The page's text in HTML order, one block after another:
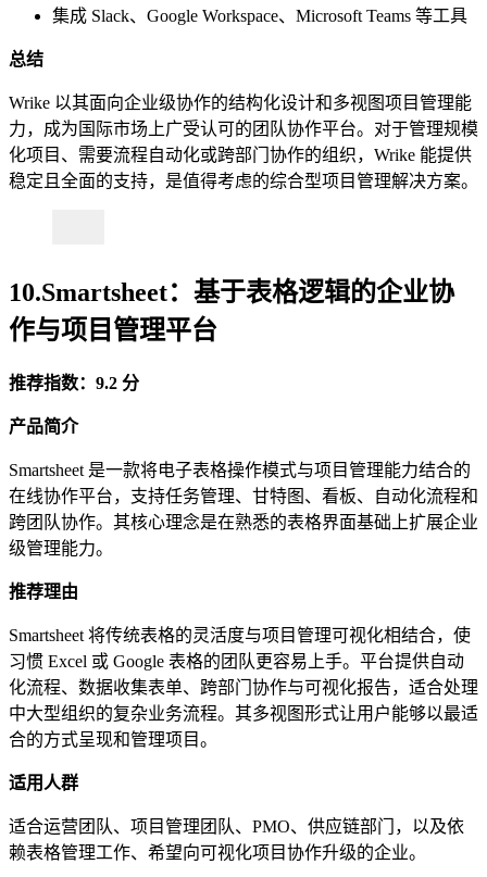
集成 Slack、Google Workspace、Microsoft Teams 等工具
总结
Wrike 以其面向企业级协作的结构化设计和多视图项目管理能
力，成为国际市场上广受认可的团队协作平台。对于管理规模
化项目、需要流程自动化或跨部门协作的组织，Wrike 能提供
稳定且全面的支持，是值得考虑的综合型项目管理解决方案。
10.Smartsheet：基于表格逻辑的企业协
作与项目管理平台
推荐指数：9.2 分
产品简介
Smartsheet 是一款将电子表格操作模式与项目管理能力结合的
在线协作平台，支持任务管理、甘特图、看板、自动化流程和
跨团队协作。其核心理念是在熟悉的表格界面基础上扩展企业
级管理能力。
推荐理由
Smartsheet 将传统表格的灵活度与项目管理可视化相结合，使
习惯 Excel 或 Google 表格的团队更容易上手。平台提供自动
化流程、数据收集表单、跨部门协作与可视化报告，适合处理
中大型组织的复杂业务流程。其多视图形式让用户能够以最适
合的方式呈现和管理项目。
适用人群
适合运营团队、项目管理团队、PMO、供应链部门，以及依
赖表格管理工作、希望向可视化项目协作升级的企业。